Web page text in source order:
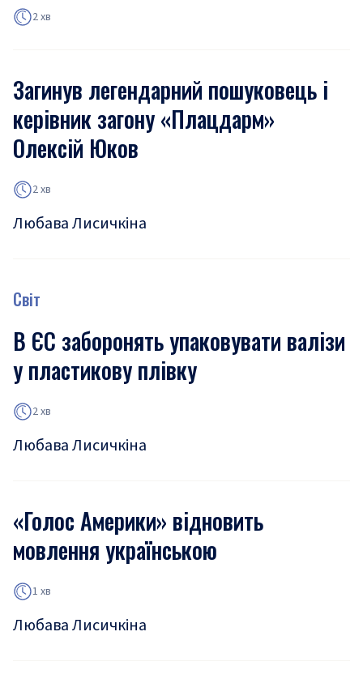
2 хв
Загинув легендарний пошуковець і
керівник загону «Плацдарм»
Олексій Юков
2 хв
Любава Лисичкіна
Світ
В ЄС заборонять упаковувати валізи
у пластикову плівку
2 хв
Любава Лисичкіна
«Голос Америки» відновить
мовлення українською
1 хв
Любава Лисичкіна